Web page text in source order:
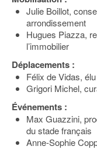
Julie Boillot,
arrondissement
Hugues Piazza,
l’immobilier
Déplacements :
Félix de Vidas,
Grigori Michel,
Événements :
Max Guazzini,
du stade français
Anne-Sophie